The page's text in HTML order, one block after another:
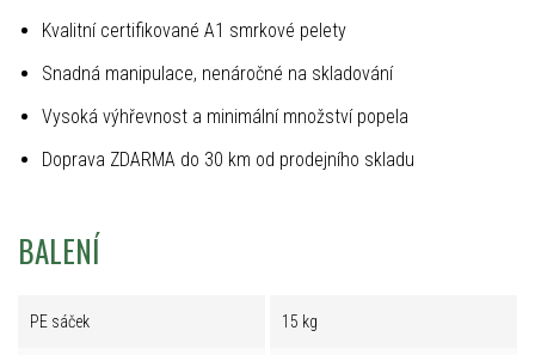
Kvalitní certifikované A1 smrkové pelety
Snadná manipulace, nenáročné na skladování
Vysoká výhřevnost a minimální množství popela
Doprava ZDARMA do 30 km od prodejního skladu
BALENÍ
PE sáček 15 kg